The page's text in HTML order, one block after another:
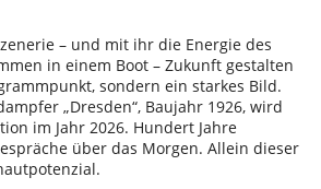
– und mit ihr die Energie des
in einem Boot – Zukunft gestalten
sondern ein starkes Bild.
„Dresden“, Baujahr 1926, wird
im Jahr 2026. Hundert Jahre
über das Morgen. Allein dieser